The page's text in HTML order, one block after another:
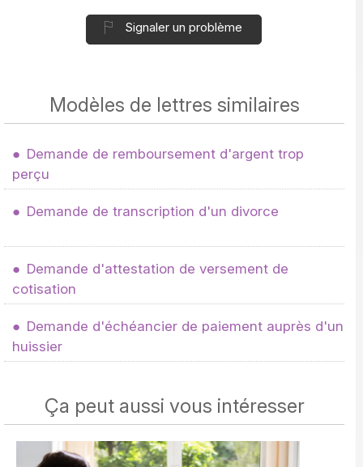
Signaler un problème
Modèles de lettres similaires
Demande de remboursement d'argent trop
perçu
Demande de transcription d'un divorce
Demande d'attestation de versement de
cotisation
Demande d'échéancier de paiement auprès d'un
huissier
Ça peut aussi vous intéresser